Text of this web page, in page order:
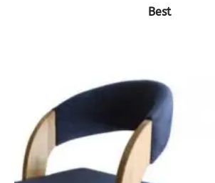
ΔΕΙΤΕ ΤΟ ΠΡΟΪΟΝ
Best